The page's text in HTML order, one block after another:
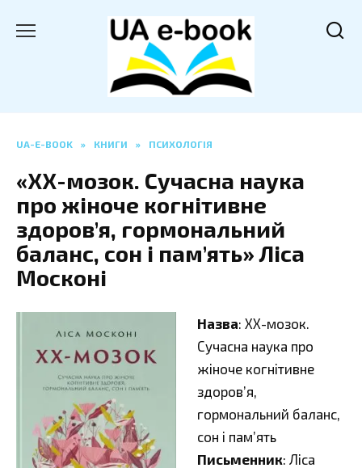
UA-E-BOOK » КНИГИ » ПСИХОЛОГІЯ
«ХХ-мозок. Сучасна наука
про жіноче когнітивне
здоров’я, гормональний
баланс, сон і пам’ять» Ліса
Москоні
Назва: ХХ-мозок.
Сучасна наука про
жіноче когнітивне
здоров’я,
гормональний баланс,
сон і пам’ять
Письменник: Ліса